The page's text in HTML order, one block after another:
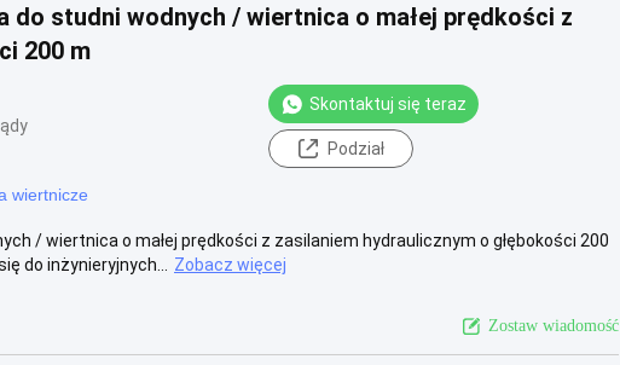
studni wodnych / wiertnica o małej prędkości z
200 m
Skontaktuj się teraz
Podział
wiertnicze
/ wiertnica o małej prędkości z zasilaniem hydraulicznym o głębokości 200
do inżynieryjnych...
Zobacz więcej
Zostaw wiadomość